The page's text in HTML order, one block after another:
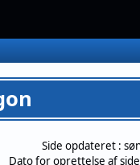
Side opdateret :
Dato for oprettelse af